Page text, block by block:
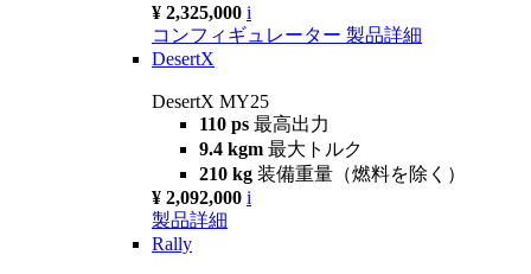
¥ 2,325,000 i
コンフィギュレーター 製品詳細
DesertX
DesertX MY25
110 ps 最高出力
9.4 kgm 最大トルク
210 kg 装備重量（燃料を除く）
¥ 2,092,000 i
製品詳細
Rally